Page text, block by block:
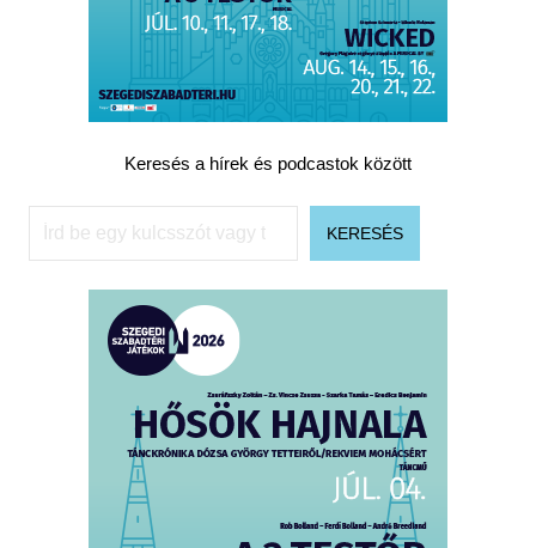
Keresés a hírek és podcastok között
Keresés
KERESÉS